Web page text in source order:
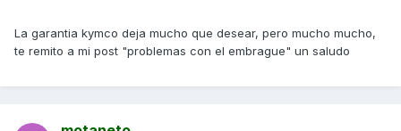
La garantia kymco deja mucho que desear, pero mucho mucho,
te remito a mi post "problemas con el embrague" un saludo